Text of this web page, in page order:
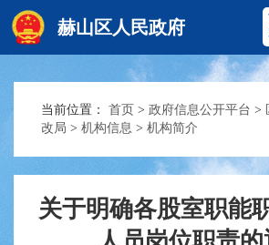
赫山区人民政府
赫山首页
当前位置： 首页 > 政府信息公开平台 >
改局 > 机构信息 > 机构简介
关于明确各股室职能